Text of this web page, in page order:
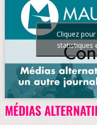
Cliquez
statistiques
MÉDIAS